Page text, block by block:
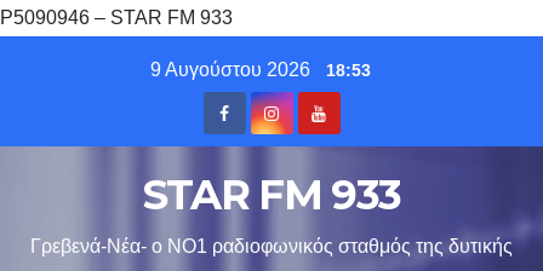
P5090946 – STAR FM 933
9 Αυγούστου 2026 18:53
STAR FM 933
Γρεβενά-Νέα- ο ΝΟ1 ραδιοφωνικός σταθμός της δυτικής